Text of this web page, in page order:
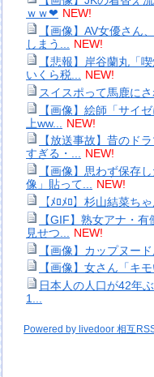
ｗｗ❤ NEW!
【画像】AV女優さん
しまう... NEW!
【悲報】岸谷蘭丸「
いくら税...
NEW!
スイスポって馬鹿に
【画像】絵師「サイ
上ww...
NEW!
【放送事故】昔のド
すぎる・... NEW!
【画像】思わず保存
像」貼って... NEW!
【ﾒﾛﾒﾛ】杉山結菜ち
【GIF】熟女アナ・
見せつ...
NEW!
【画像】カップヌー
【画像】女さん「キ
日本人の人口が42年
1...
Powered by livedoor 相互